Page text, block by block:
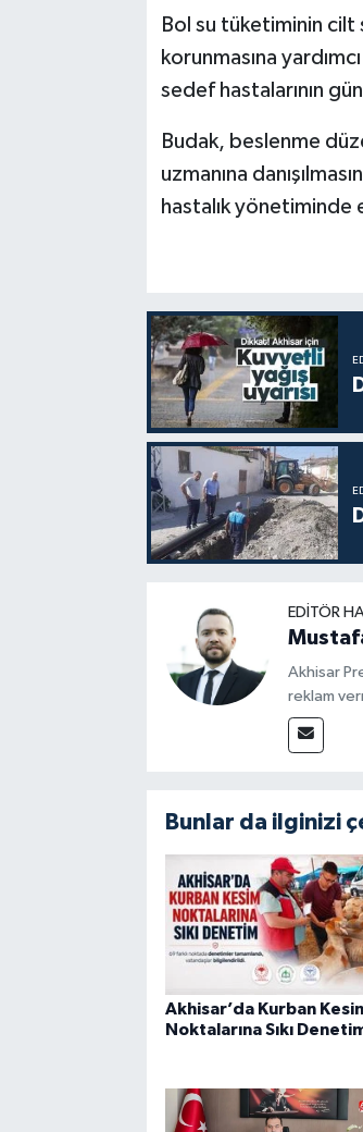
Bol su tüketiminin cilt
korunmasına
sedef hastalarının
Budak, beslenme
uzmanına
hastalık
EDITÖR
Akhisar
reklam
Bunlar da ilginizi
Akhisar’da Kurban
Noktalarına Sıkı